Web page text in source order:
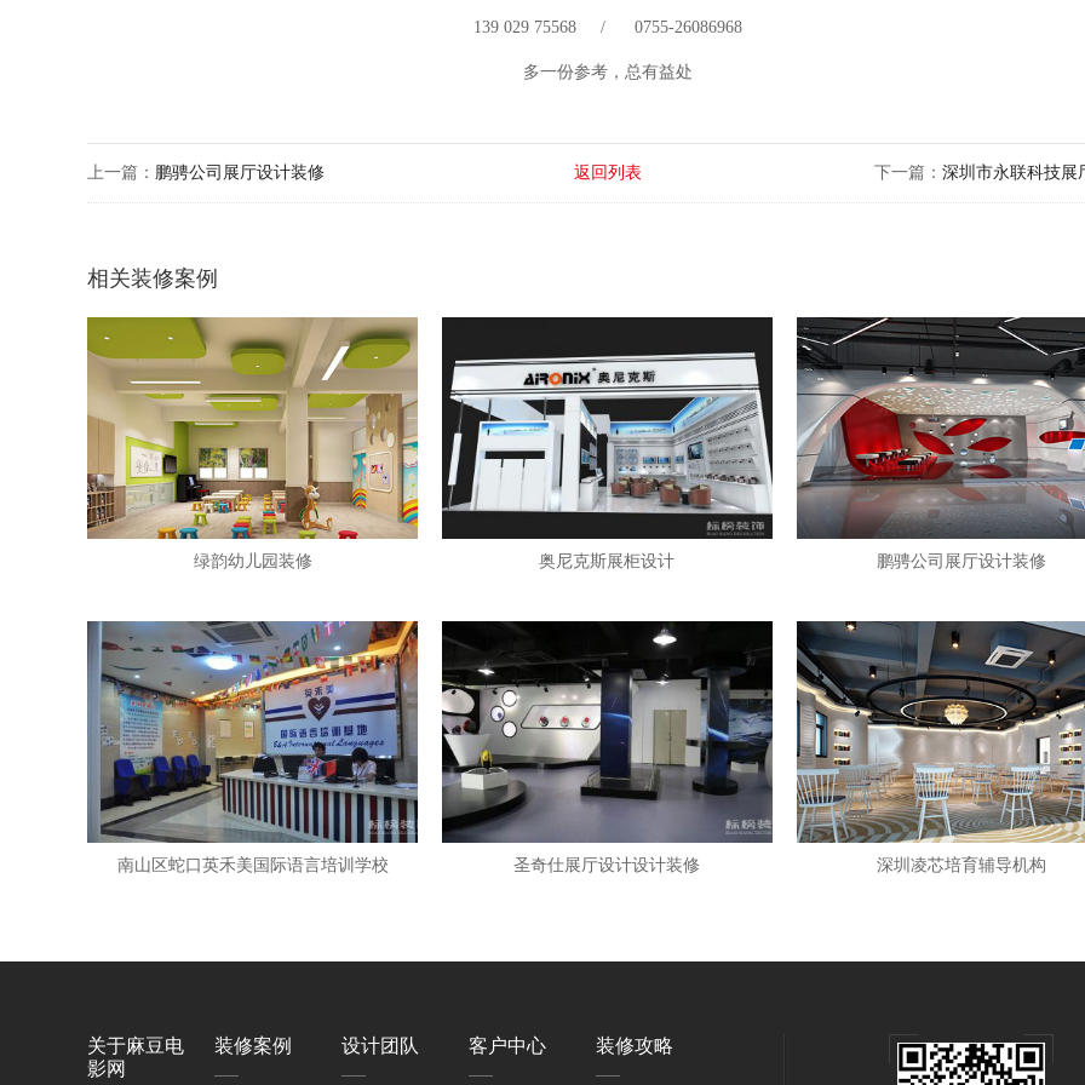
139 029 75568 / 0755-26086968
多一份参考，总有益处
上一篇： 鹏骋公司展厅设计装修 下一篇： 深圳市永联科技展
返回列表
相关装修案例
绿韵幼儿园装修 奥尼克斯展柜设计 鹏骋公司展厅设计装修
南山区蛇口英禾美国际语言培训学校 圣奇仕展厅设计设计装修 深圳凌芯培育辅导机构
关于麻豆电
影网
装修案例 设计团队 客户中心 装修攻略